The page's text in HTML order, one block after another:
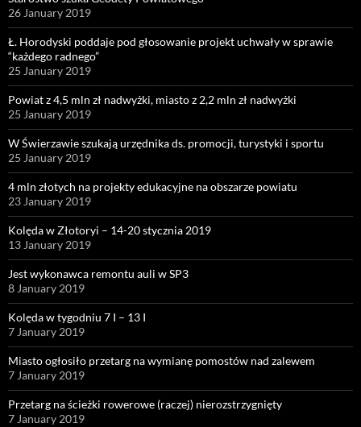
26 January 2019
Ł. Horodyski poddaje pod głosowanie projekt uchwały w sprawie
“każdego radnego”
25 January 2019
Powiat z 4,5 mln zł nadwyżki, miasto z 2,2 mln zł nadwyżki
25 January 2019
W Świerzawie szukają urzędnika ds. promocji, turystyki i sportu
25 January 2019
4 mln złotych na projekty edukacyjne na obszarze powiatu
23 January 2019
Kolęda w Złotoryi – 14-20 stycznia 2019
13 January 2019
Jest wykonawca remontu auli w SP3
8 January 2019
Kolęda w tygodniu 7 I – 13 I
7 January 2019
Miasto ogłosiło przetarg na wymianę pomostów nad zalewem
7 January 2019
Przetarg na ścieżki rowerowe (raczej) nierozstrzygnięty
7 January 2019